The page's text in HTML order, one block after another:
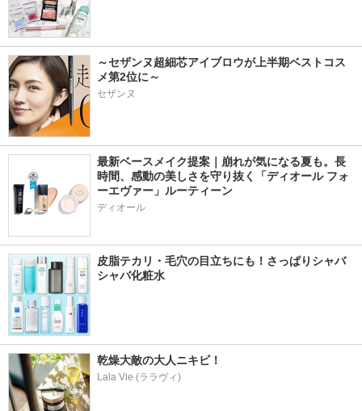
～セザンヌ超細芯アイブロウが上半期ベストコス
メ第2位に～
セザンヌ
最新ベースメイク提案｜崩れが気になる夏も。長
時間、感動の美しさを守り抜く「ディオール フォ
ーエヴァー」ルーティーン
ディオール
皮脂テカリ・毛穴の目立ちにも！さっぱりシャバ
シャバ化粧水
乾燥大敵の大人ニキビ！
Lala Vie (ララヴィ)